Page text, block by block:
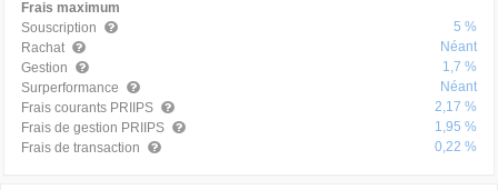
Frais maximum
Souscription
5 %
Rachat
Néant
Gestion
1,7 %
Surperformance
Néant
Frais courants PRIIPS
2,17 %
Frais de gestion PRIIPS
1,95 %
Frais de transaction
0,22 %